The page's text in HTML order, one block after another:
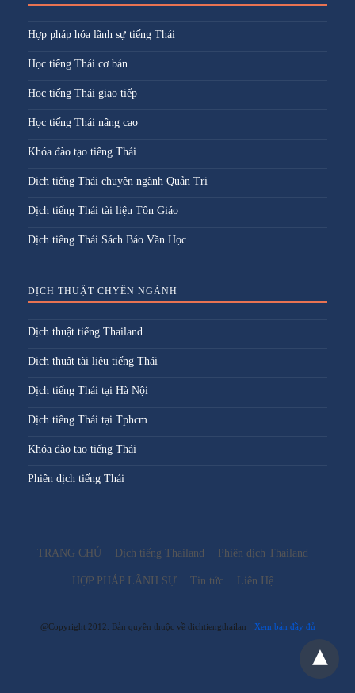
Hợp pháp hóa lãnh sự tiếng Thái
Học tiếng Thái cơ bản
Học tiếng Thái giao tiếp
Học tiếng Thái nâng cao
Khóa đào tạo tiếng Thái
Dịch tiếng Thái chuyên ngành Quản Trị
Dịch tiếng Thái tài liệu Tôn Giáo
Dịch tiếng Thái Sách Báo Văn Học
DỊCH THUẬT CHYÊN NGÀNH
Dịch thuật tiếng Thailand
Dịch thuật tài liệu tiếng Thái
Dịch tiếng Thái tại Hà Nội
Dịch tiếng Thái tại Tphcm
Khóa đào tạo tiếng Thái
Phiên dịch tiếng Thái
TRANG CHỦ Dịch tiếng Thailand Phiên dịch Thailand
HỢP PHÁP LÃNH SỰ Tin tức Liên Hệ
@Copyright 2012. Bản quyền thuộc về dichtiengthailan Xem bản đầy đủ